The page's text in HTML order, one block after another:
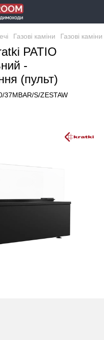
Газові каміни Газові
PATIO
-
(пульт)
37MBAR/S/ZESTAW